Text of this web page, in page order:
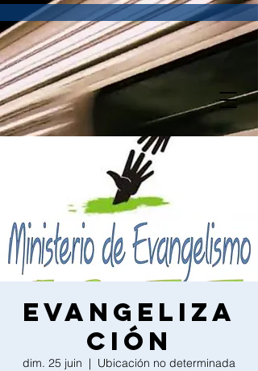
Evangeliza
ción
dim. 25 juin
  |
Ubicación no determinada